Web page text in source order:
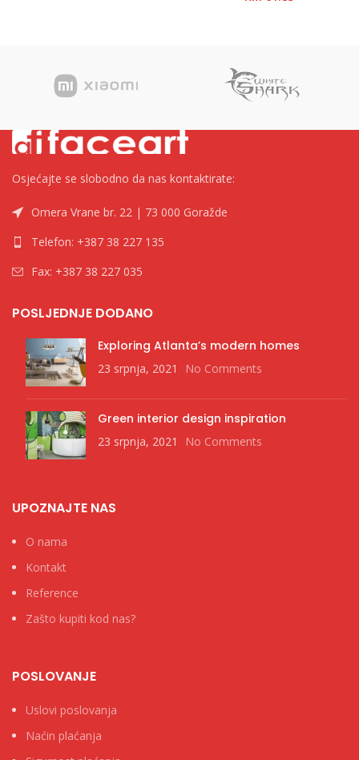
Osjećajte se slobodno da nas kontaktirate:
Omera Vrane br. 22 | 73 000 Goražde
Telefon: +387 38 227 135
Fax: +387 38 227 035
POSLJEDNJE DODANO
Exploring Atlanta’s modern homes
23 srpnja, 2021 No Comments
Green interior design inspiration
23 srpnja, 2021 No Comments
UPOZNAJTE NAS
O nama
Kontakt
Reference
Zašto kupiti kod nas?
POSLOVANJE
Uslovi poslovanja
Naćin plaćanja